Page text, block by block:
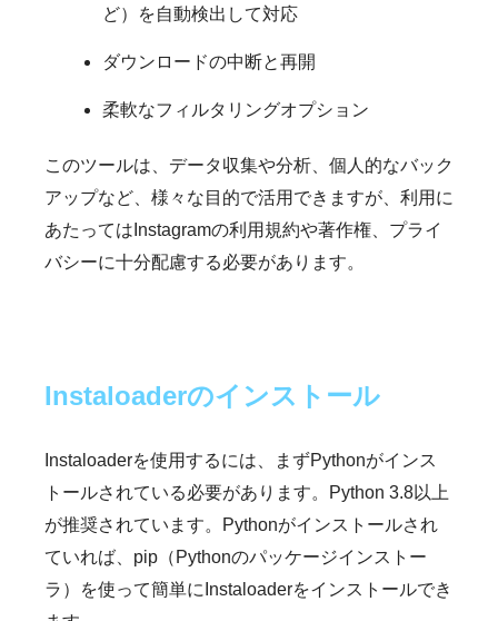
ど）を自動検出して対応
ダウンロードの中断と再開
柔軟なフィルタリングオプション
このツールは、データ収集や分析、個人的なバック
アップなど、様々な目的で活用できますが、利用に
あたってはInstagramの利用規約や著作権、プライ
バシーに十分配慮する必要があります。
Instaloaderのインストール
Instaloaderを使用するには、まずPythonがインス
トールされている必要があります。Python 3.8以上
が推奨されています。Pythonがインストールされ
ていれば、pip（Pythonのパッケージインストー
ラ）を使って簡単にInstaloaderをインストールでき